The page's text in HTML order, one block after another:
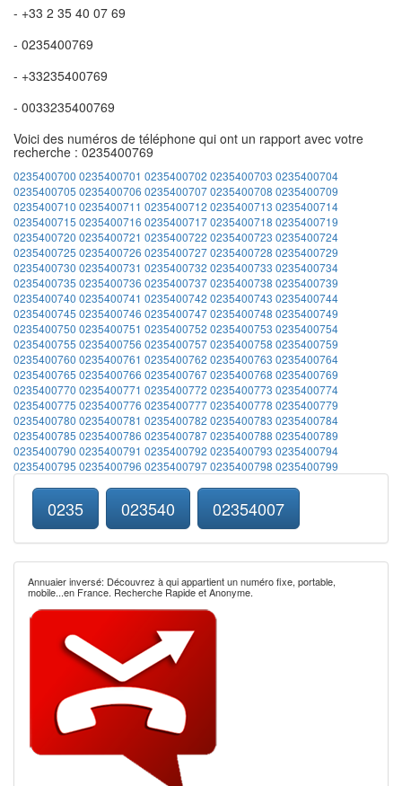
- +33 2 35 40 07 69
- 0235400769
- +33235400769
- 0033235400769
Voici des numéros de téléphone qui ont un rapport avec votre
recherche : 0235400769
0235400700 0235400701 0235400702 0235400703 0235400704
0235400705 0235400706 02354007070235400708 0235400709
0235400710 0235400711 0235400712 0235400713 0235400714
0235400715 0235400716 02354007170235400718 0235400719
0235400720 0235400721 0235400722 0235400723 0235400724
0235400725 0235400726 02354007270235400728 0235400729
0235400730 0235400731 0235400732 0235400733 0235400734
0235400735 0235400736 02354007370235400738 0235400739
0235400740 0235400741 0235400742 0235400743 0235400744
0235400745 0235400746 02354007470235400748 0235400749
0235400750 0235400751 0235400752 0235400753 0235400754
0235400755 0235400756 02354007570235400758 0235400759
0235400760 0235400761 0235400762 0235400763 0235400764
0235400765 0235400766 02354007670235400768 0235400769
0235400770 0235400771 0235400772 0235400773 0235400774
0235400775 0235400776 02354007770235400778 0235400779
0235400780 0235400781 0235400782 0235400783 0235400784
0235400785 0235400786 02354007870235400788 0235400789
0235400790 0235400791 0235400792 0235400793 0235400794
0235400795 0235400796 02354007970235400798 0235400799
0235 023540 02354007
Annuaier inversé: Découvrez à qui appartient un numéro fixe, portable,
mobile...en France. Recherche Rapide et Anonyme.